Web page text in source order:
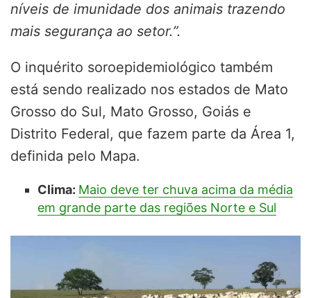
níveis de imunidade dos animais trazendo
mais segurança ao setor.”.
O inquérito soroepidemiológico também
está sendo realizado nos estados de Mato
Grosso do Sul, Mato Grosso, Goiás e
Distrito Federal, que fazem parte da Área 1,
definida pelo Mapa.
Clima: Maio deve ter chuva acima da média
em grande parte das regiões Norte e Sul